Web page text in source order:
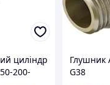
циліндр
200-
Глушник
G38